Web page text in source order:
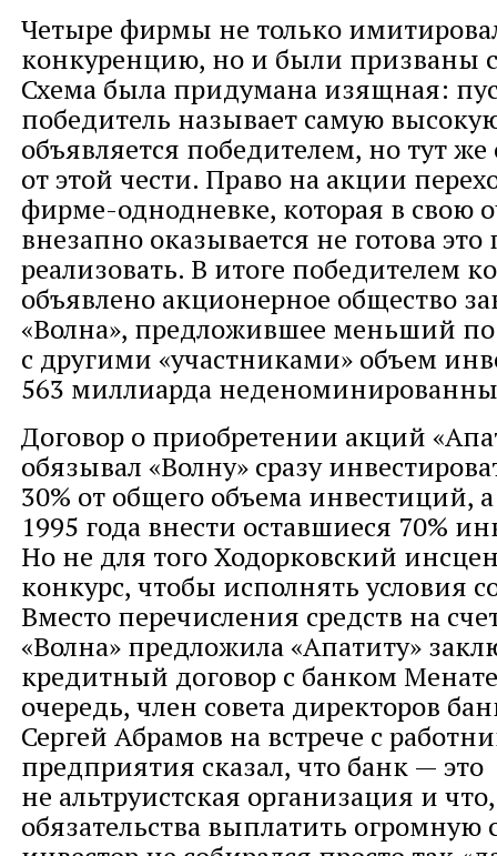
Четыре фирмы не только
конкуренцию, но и были призваны
Схема была придумана изящная:
победитель называет самую
объявляется победителем, но тут же
от этой чести. Право на акции
фирме-однодневке, которая в свою
внезапно оказывается не готова это
реализовать. В итоге победителем
объявлено акционерное общество
«Волна», предложившее меньший
с другими «участниками» объем
563 миллиарда
Договор о приобретении акций
обязывал «Волну» сразу
30% от общего объема инвестиций,
1995 года внести оставшиеся 70%
Но не для того Ходорковский
конкурс, чтобы исполнять условия
Вместо перечисления средств на
«Волна» предложила «Апатиту»
кредитный договор с банком
очередь, член совета директоров
Сергей Абрамов на встрече с
предприятия сказал, что банк — это
не альтруистская организация и
обязательства выплатить огромную